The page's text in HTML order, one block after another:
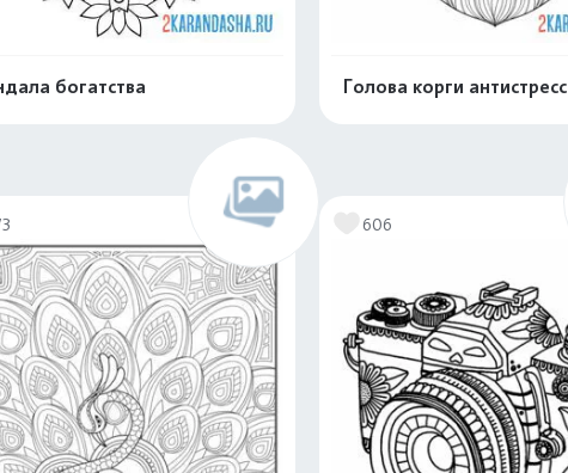
богатства Голова корги антистресс
606